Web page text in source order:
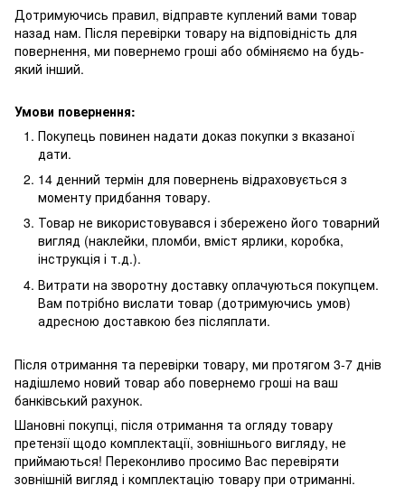
Дотримуючись правил, відправте куплений вами товар
назад нам. Після перевірки товару на відповідність для
повернення, ми повернемо гроші або обміняємо на будь-
який інший.
Умови повернення:
Покупець повинен надати доказ покупки з вказаної
дати.
14 денний термін для повернень відраховується з
моменту придбання товару.
Товар не використовувався і збережено його товарний
вигляд (наклейки, пломби, вміст ярлики, коробка,
інструкція і т.д.).
Витрати на зворотну доставку оплачуються покупцем.
Вам потрібно вислати товар (дотримуючись умов)
адресною доставкою без післяплати.
Після отримання та перевірки товару, ми протягом 3-7 днів
надішлемо новий товар або повернемо гроші на ваш
банківський рахунок.
Шановні покупці, після отримання та огляду товару
претензії щодо комплектації, зовнішнього вигляду, не
приймаються! Переконливо просимо Вас перевіряти
зовнішній вигляд і комплектацію товару при отриманні.